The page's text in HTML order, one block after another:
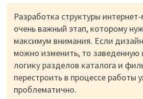
Разработка структуры
очень важный этап, которому
максимум внимания. Если
можно изменить, то заведенную
логику разделов каталога и
перестроить в процессе работы
проблематично.